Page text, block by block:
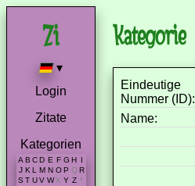
▾
Login
Zitate
Kategorien
A B C D E F G H I
J K L M N O P Q R
S T U V W X Y Z *
Kategorie
Eindeutige
Nummer (ID):
Name: